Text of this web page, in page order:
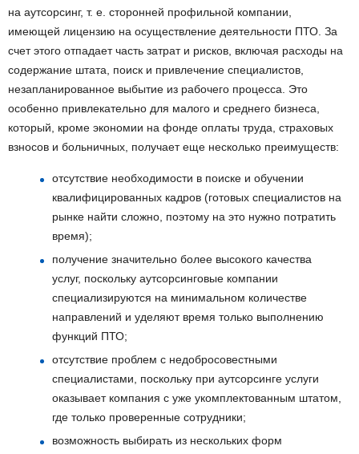
на аутсорсинг, т. е. сторонней профильной компании,
имеющей лицензию на осуществление деятельности ПТО. За
счет этого отпадает часть затрат и рисков, включая расходы на
содержание штата, поиск и привлечение специалистов,
незапланированное выбытие из рабочего процесса. Это
особенно привлекательно для малого и среднего бизнеса,
который, кроме экономии на фонде оплаты труда, страховых
взносов и больничных, получает еще несколько преимуществ:
отсутствие необходимости в поиске и обучении
квалифицированных кадров (готовых специалистов на
рынке найти сложно, поэтому на это нужно потратить
время);
получение значительно более высокого качества
услуг, поскольку аутсорсинговые компании
специализируются на минимальном количестве
направлений и уделяют время только выполнению
функций ПТО;
отсутствие проблем с недобросовестными
специалистами, поскольку при аутсорсинге услуги
оказывает компания с уже укомплектованным штатом,
где только проверенные сотрудники;
возможность выбирать из нескольких форм